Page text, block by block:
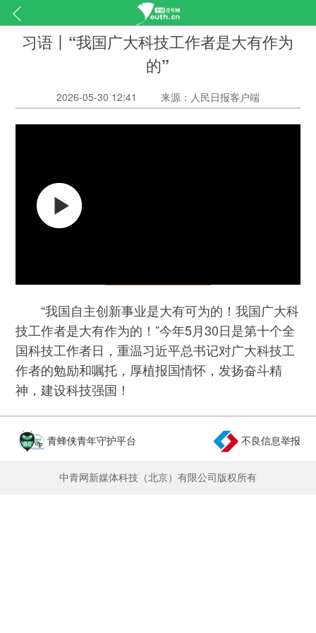
习语丨“我国广大科技工作者是大有作为
的”
2026-05-30 12:41 来源：人民日报客户端
“我国自主创新事业是大有可为的！我国广大科
技工作者是大有作为的！”今年5月30日是第十个全
国科技工作者日，重温习近平总书记对广大科技工
作者的勉励和嘱托，厚植报国情怀，发扬奋斗精
神，建设科技强国！
青蜂侠青年守护平台 不良信息举报
中青网新媒体科技（北京）有限公司版权所有